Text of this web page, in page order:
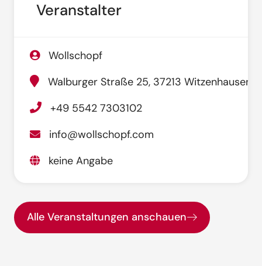
Veranstalter
Wollschopf
Walburger Straße 25, 37213 Witzenhausen
+49 5542 7303102
info@wollschopf.com
keine Angabe
Alle Veranstaltungen anschauen